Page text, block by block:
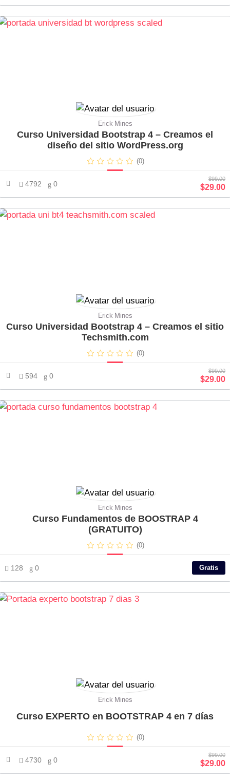
Erick Mines
(0)
Curso Universidad Bootstrap 4 – Creamos el
diseño del sitio WordPress.org
4792 0
$99.00
$29.00
Erick Mines
(0)
Curso Universidad Bootstrap 4 – Creamos el sitio
Techsmith.com
594 0
$99.00
$29.00
Erick Mines
(0)
Curso Fundamentos de BOOSTRAP 4
(GRATUITO)
128 0 Gratis
Erick Mines
(0)
Curso EXPERTO en BOOTSTRAP 4 en 7 días
4730 0
$99.00
$29.00